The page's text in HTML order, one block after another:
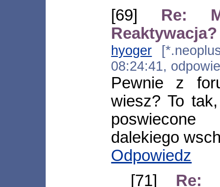
[69] Re:
Reaktywacja?
hyoger
08:24:41,
Pewnie z
wiesz? To
dalekiego
Odpowiedz
[71] Re: